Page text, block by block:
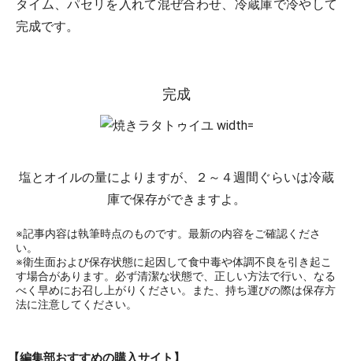
タイム、パセリを入れて混ぜ合わせ、冷蔵庫で冷やして
完成です。
完成
塩とオイルの量によりますが、２～４週間ぐらいは冷蔵
庫で保存ができますよ。
※記事内容は執筆時点のものです。最新の内容をご確認くださ
い。
※衛生面および保存状態に起因して食中毒や体調不良を引き起こ
す場合があります。必ず清潔な状態で、正しい方法で行い、なる
べく早めにお召し上がりください。また、持ち運びの際は保存方
法に注意してください。
【編集部おすすめの購入サイト】